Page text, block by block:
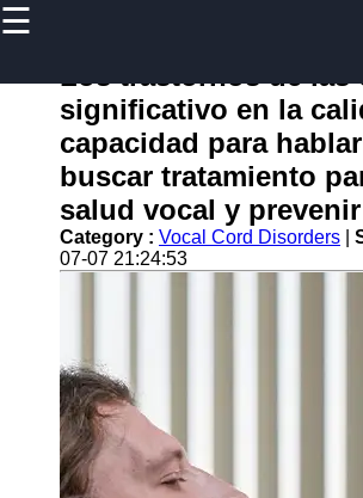
☰
Home
garganta
Socials
Instagram
Twitter
Telegram
Los trastornos de las
significativo en la
capacidad para
buscar tratamiento
salud vocal y
Category : Vocal Cord Disorders
07-07 21:24:53